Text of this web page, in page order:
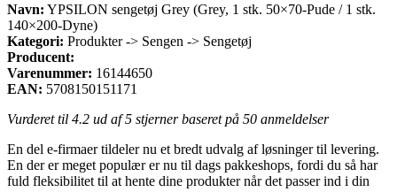
Navn: YPSILON sengetøj Grey (Grey, 1 stk. 50×70-Pude / 1 stk.
140×200-Dyne)
Kategori: Produkter -> Sengen -> Sengetøj
Producent:
Varenummer: 16144650
EAN: 5708150151171
Vurderet til 4.2 ud af 5 stjerner baseret på 50 anmeldelser
En del e-firmaer tildeler nu et bredt udvalg af løsninger til levering.
En der er meget populær er nu til dags pakkeshops, fordi du så har
fuld fleksibilitet til at hente dine produkter når det passer ind i din